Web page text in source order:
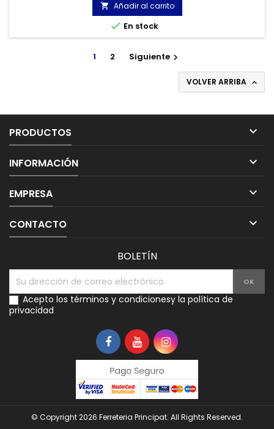
 Añadir al carrito
 En stock
1 2 Siguiente 
VOLVER ARRIBA 
PRODUCTOS 
INFORMACIÓN 
EMPRESA 
CONTACTO 
BOLETÍN
Acepto los términos y condicionesy la política de
privacidad
© Copyright 2026 Ferreteria Principat. All Rights Reserved.